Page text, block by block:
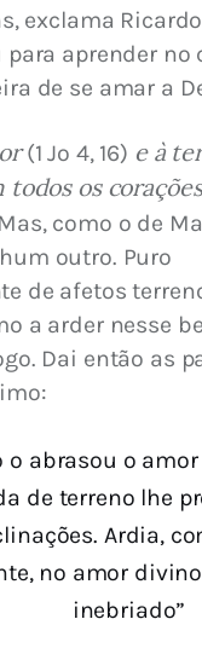
exclama
para aprender no
de se amar a
(1 Jo 4, 16) e à
todos os
como o de
outro. Puro
de afetos
a arder nesse
Dai então as
o abrasou o
de terreno lhe
Ardia,
no amor
inebriado”